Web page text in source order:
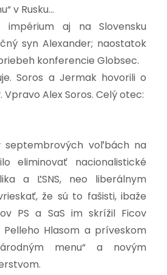
v Rusku…
impérium aj na Slovensku
syn Alexander; naostatok
konferencie Globsec.
Soros a Jermak hovorili o
Vpravo Alex Soros. Celý otec:
septembrových voľbách na
eliminovať nacionalistické
a ĽSNS, neo liberálnym
že sú to fašisti, ibaže
PS a SaS im skrížil Ficov
Hlasom a príveskom
menu“ a novým